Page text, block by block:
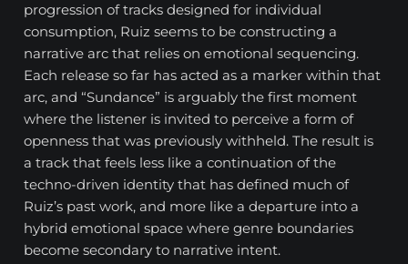
progression of tracks designed for individual
consumption, Ruiz seems to be constructing a
narrative arc that relies on emotional sequencing.
Each release so far has acted as a marker within that
arc, and “Sundance” is arguably the first moment
where the listener is invited to perceive a form of
openness that was previously withheld. The result is
a track that feels less like a continuation of the
techno-driven identity that has defined much of
Ruiz’s past work, and more like a departure into a
hybrid emotional space where genre boundaries
become secondary to narrative intent.